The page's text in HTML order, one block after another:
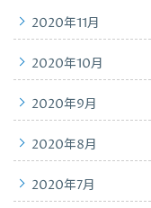
2020年11月
2020年10月
2020年9月
2020年8月
2020年7月